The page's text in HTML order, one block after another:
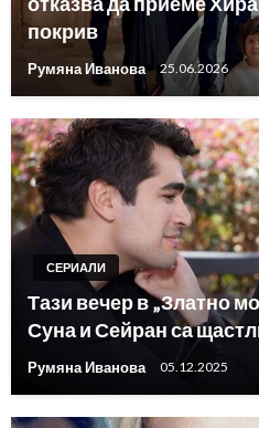
покрив
Румяна Иванова 25.06.2026
СЕРИАЛИ
Тази вечер в „Златно
Суна и Сейран са
Румяна Иванова 05.12.2025